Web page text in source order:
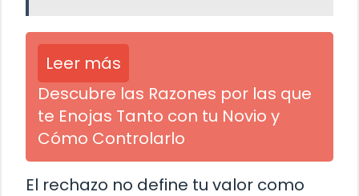
Leer más
Descubre las Razones por las que
te Enojas Tanto con tu Novio y
Cómo Controlarlo
El rechazo no define tu valor como